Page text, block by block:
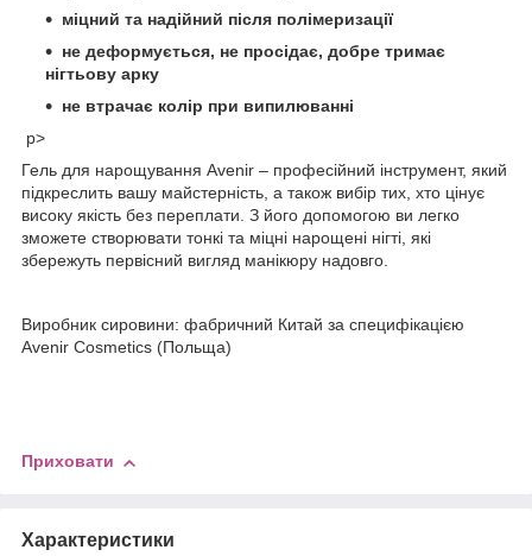
міцний та надійний після полімеризації
не деформується, не просідає, добре тримає
нігтьову арку
не втрачає колір при випилюванні
p>
Гель для нарощування Avenir – професійний інструмент, який
підкреслить вашу майстерність, а також вибір тих, хто цінує
високу якість без переплати. З його допомогою ви легко
зможете створювати тонкі та міцні нарощені нігті, які
збережуть первісний вигляд манікюру надовго.
Виробник сировини: фабричний Китай за специфікацією
Avenir Cosmetics (Польща)
Приховати
Характеристики